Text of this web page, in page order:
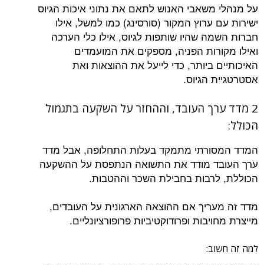
על מנהלי משאבי האנוש לתאם את נתוני איכות הגיוס
ישירות עם ערוץ המקור (סורסינג) כמו למשל, אילו
חברות השמה שהיו שותפות לגיוס, אילו כלי הערכה
ואילו מקורות הפניה, מספקים את המועמדים
האיכותיים ביותר, כדי לייעל את ההוצאות ואת
אסטרטגיית הגיוס.
2 מדד ערך העובד, וההחזר על השקעה בתגמול
הכולל:
המדד המסורתי מתמקד בעלות התחלופה, אבל מדד
ערך העובד מודד את התשואה הנתפסת על ההשקעה
הכוללת, לרבות בחבילת השכר וההטבות.
מדד זה מעריך אם ההוצאה הארגונית על העובדים,
מייצרת מחויבות ופרודוקטיביות פרופורציונליים.
למה זה חשוב: